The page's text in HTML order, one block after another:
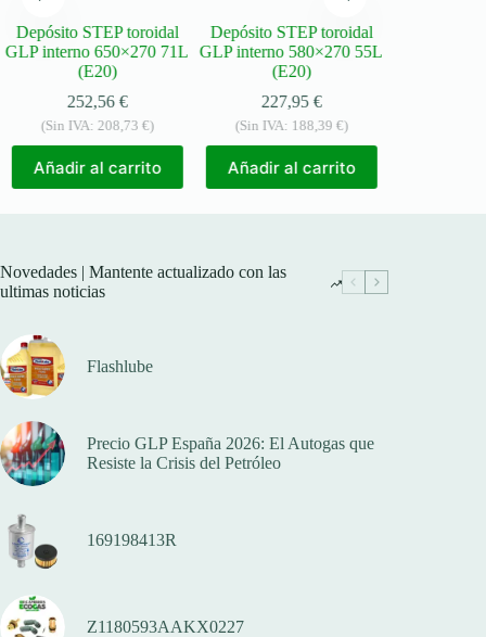
Depósito STEP toroidal
GLP interno 650×270 71L
(E20)
252,56 €
(Sin IVA: 208,73 €)
Añadir al carrito
Depósito STEP toroidal
GLP interno 580×270 55L
(E20)
227,95 €
(Sin IVA: 188,39 €)
Añadir al carrito
Novedades | Mantente actualizado con las
ultimas noticias
Flashlube
Precio GLP España 2026: El Autogas que
Resiste la Crisis del Petróleo
169198413R
Z1180593AAKX0227